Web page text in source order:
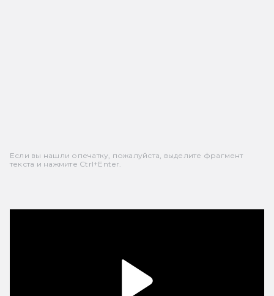
Если вы нашли опечатку, пожалуйста, выделите фрагмент
текста и нажмите Ctrl+Enter.